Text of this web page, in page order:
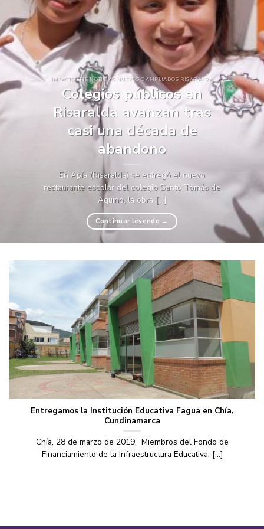
IMPACTO FFIE NOTICIAS NUEVOS O AMPLIADOS RISARALDA
Colegios públicos en
Risaralda avanzan tras
casi una década de
abandono
En Apía (Risaralda) se entregó el nuevo
restaurante escolar del colegio Santo Tomás de
Aquino, la obra [...]
Continuar leyendo →
Entregamos la Institución Educativa Fagua en Chía,
Cundinamarca
Chía, 28 de marzo de 2019. Miembros del Fondo de
Financiamiento de la Infraestructura Educativa, [...]